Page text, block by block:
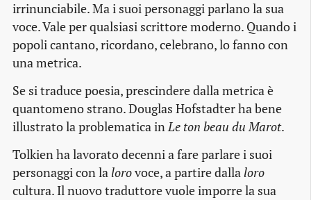
irrinunciabile. Ma i suoi personaggi parlano la sua
voce. Vale per qualsiasi scrittore moderno. Quando i
popoli cantano, ricordano, celebrano, lo fanno con
una metrica.
Se si traduce poesia, prescindere dalla metrica è
quantomeno strano. Douglas Hofstadter ha bene
illustrato la problematica inLe ton beau du Marot.
Tolkien ha lavorato decenni a fare parlare i suoi
personaggi con lalorovoce, a partire dallaloro
cultura. Il nuovo traduttore vuole imporre la sua